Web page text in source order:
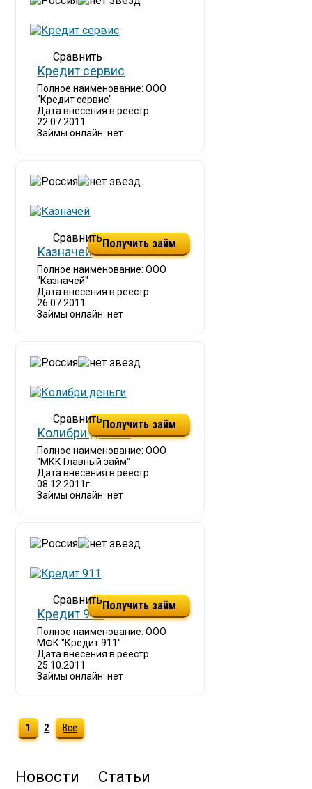
Кредит сервис
Полное наименование: ООО
"Кредит сервис"
Дата внесения в реестр:
22.07.2011
Займы онлайн: нет
Казначей
Полное наименование: ООО
"Казначей"
Дата внесения в реестр:
26.07.2011
Займы онлайн: нет
Получить займ
Колибри деньги
Полное наименование: ООО
"МКК Главный займ"
Дата внесения в реестр:
08.12.2011г.
Займы онлайн: нет
Получить займ
Кредит 911
Полное наименование: ООО
МФК "Кредит 911"
Дата внесения в реестр:
25.10.2011
Займы онлайн: нет
Получить займ
1 2 Все
Новости Статьи